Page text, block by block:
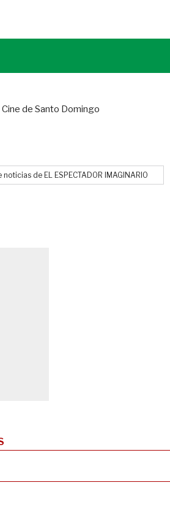
de Santo Domingo
de EL ESPECTADOR IMAGINARIO